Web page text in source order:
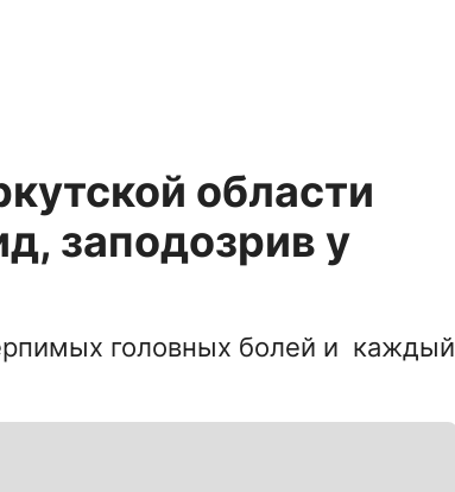
области
заподозрив у
головных болей и каждый